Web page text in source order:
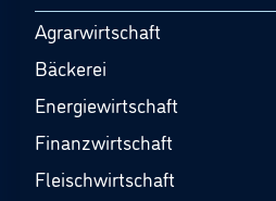
Agrarwirtschaft
Bäckerei
Energiewirtschaft
Finanzwirtschaft
Fleischwirtschaft